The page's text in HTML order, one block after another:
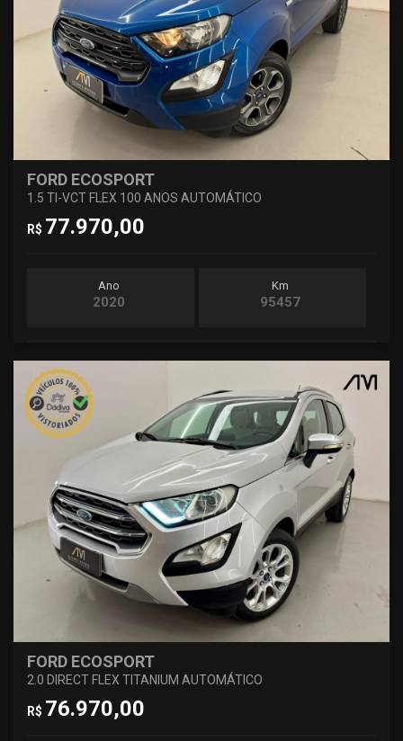
FORD ECOSPORT
1.5 TI-VCT FLEX 100 ANOS AUTOMÁTICO
R$ 77.970,00
Ano
2020
Km
95457
FORD ECOSPORT
2.0 DIRECT FLEX TITANIUM AUTOMÁTICO
R$ 76.970,00